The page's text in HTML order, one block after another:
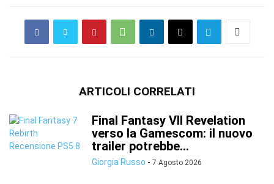
ARTICOLI CORRELATI
Final Fantasy VII Revelation
verso la Gamescom: il nuovo
trailer potrebbe...
Giorgia Russo - 7 Agosto 2026